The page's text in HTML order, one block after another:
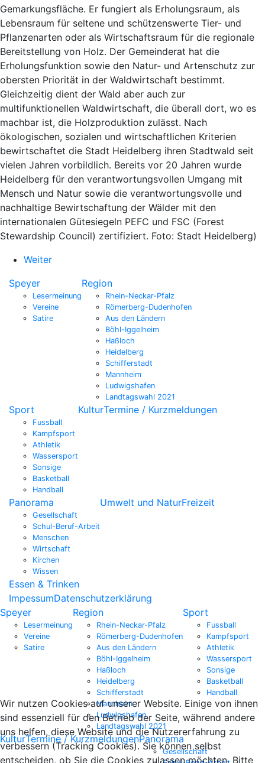
Gemarkungsfläche. Er fungiert als Erholungsraum, als
Lebensraum für seltene und schützenswerte Tier- und
Pflanzenarten oder als Wirtschaftsraum für die regionale
Bereitstellung von Holz. Der Gemeinderat hat die
Erholungsfunktion sowie den Natur- und Artenschutz zur
obersten Priorität in der Waldwirtschaft bestimmt.
Gleichzeitig dient der Wald aber auch zur
multifunktionellen Waldwirtschaft, die überall dort, wo es
machbar ist, die Holzproduktion zulässt. Nach
ökologischen, sozialen und wirtschaftlichen Kriterien
bewirtschaftet die Stadt Heidelberg ihren Stadtwald seit
vielen Jahren vorbildlich. Bereits vor 20 Jahren wurde
Heidelberg für den verantwortungsvollen Umgang mit
Mensch und Natur sowie die verantwortungsvolle und
nachhaltige Bewirtschaftung der Wälder mit den
internationalen Gütesiegeln PEFC und FSC (Forest
Stewardship Council) zertifiziert. Foto: Stadt Heidelberg)
Weiter
Speyer
Lesermeinung
Vereine
Satire
Region
Rhein-Neckar-Pfalz
Römerberg-Dudenhofen
Aus den Ländern
Böhl-Iggelheim
Haßloch
Heidelberg
Schifferstadt
Mannheim
Ludwigshafen
Landtagswahl 2021
Sport
Fussball
Kampfsport
Athletik
Wassersport
Sonsige
Basketball
Handball
KulturTermine / Kurzmeldungen
Panorama
Gesellschaft
Schul-Beruf-Arbeit
Menschen
Wirtschaft
Kirchen
Wissen
Umwelt und NaturFreizeit
Essen & Trinken
ImpessumDatenschutzerklärung
Speyer
Lesermeinung
Vereine
Satire
Region
Rhein-Neckar-Pfalz
Römerberg-Dudenhofen
Aus den Ländern
Böhl-Iggelheim
Haßloch
Heidelberg
Schifferstadt
Mannheim
Ludwigshafen
Landtagswahl 2021
Sport
Fussball
Kampfsport
Athletik
Wassersport
Sonsige
Basketball
Handball
KulturTermine / KurzmeldungenPanorama
Gesellschaft
Wir nutzen Cookies auf unserer Website. Einige von ihnen
sind essenziell für den Betrieb der Seite, während andere
uns helfen, diese Website und die Nutzererfahrung zu
verbessern (Tracking Cookies). Sie können selbst
entscheiden, ob Sie die Cookies zulassen möchten. Bitte